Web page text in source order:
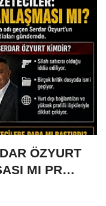
ÖZYURT
MI PR